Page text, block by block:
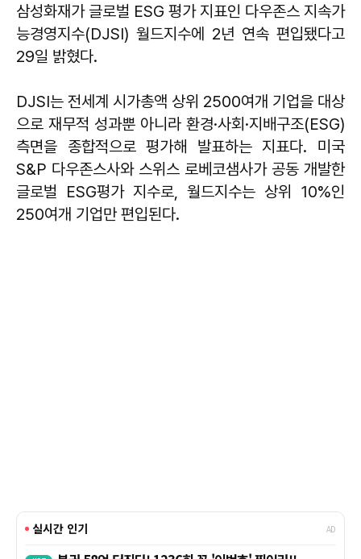
삼성화재가 글로벌 ESG 평가 지표인 다우존스 지속가
능경영지수(DJSI) 월드지수에 2년 연속 편입됐다고
29일 밝혔다.
DJSI는 전세계 시가총액 상위 2500여개 기업을 대상
으로 재무적 성과뿐 아니라 환경·사회·지배구조(ESG)
측면을 종합적으로 평가해 발표하는 지표다. 미국
S&P 다우존스사와 스위스 로베코샘사가 공동 개발한
글로벌 ESG평가 지수로, 월드지수는 상위 10%인
250여개 기업만 편입된다.